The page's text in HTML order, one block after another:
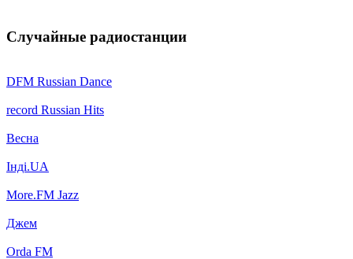
Случайные радиостанции
DFM Russian Dance
record Russian Hits
Весна
Інді.UA
More.FM Jazz
Джем
Orda FM